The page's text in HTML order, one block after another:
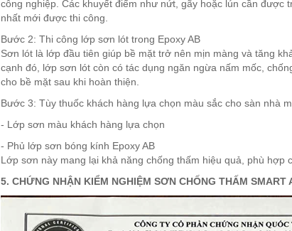
công nghiệp. Các khuyết điểm như nứt, gãy hoặc lún cần được
nhất mới được thi công.
Bước 2: Thi công lớp sơn lót trong Epoxy AB
Sơn lót là lớp đầu tiên giúp bề mặt trở nên mịn màng và tăng
cạnh đó, lớp sơn lót còn có tác dụng ngăn ngừa nấm mốc,
cho bề mặt sau khi hoàn thiện.
Bước 3: Tùy thuốc khách hàng lựa chọn màu sắc cho sàn nhà
- Lớp sơn màu khách hàng lựa chọn
- Phủ lớp sơn bóng kính Epoxy AB
Lớp sơn này mang lại khả năng chống thấm hiệu quả, phù hợp
5. CHỨNG NHẬN KIỂM NGHIỆM SƠN CHỐNG THẤM SMART